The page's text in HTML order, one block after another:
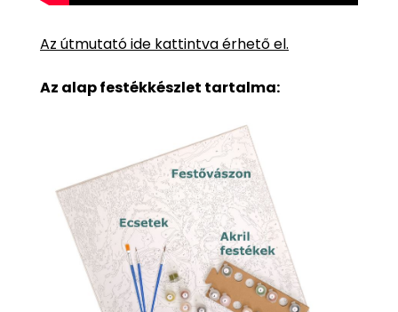
Az útmutató ide kattintva érhető el.
Az alap festékkészlet tartalma: